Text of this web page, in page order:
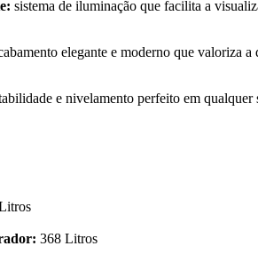
sistema de iluminação que facilita a
elegante e moderno que valoriza
e nivelamento perfeito em qualquer
368 Litros